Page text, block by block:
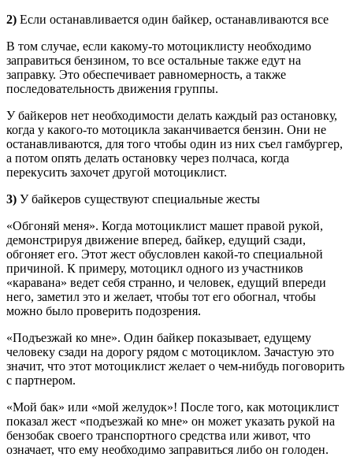
2) Если останавливается один байкер, останавливаются все
В том случае, если какому-то мотоциклисту необходимо
заправиться бензином, то все остальные также едут на
заправку. Это обеспечивает равномерность, а также
последовательность движения группы.
У байкеров нет необходимости делать каждый раз остановку,
когда у какого-то мотоцикла заканчивается бензин. Они не
останавливаются, для того чтобы один из них съел гамбургер,
а потом опять делать остановку через полчаса, когда
перекусить захочет другой мотоциклист.
3) У байкеров существуют специальные жесты
«Обгоняй меня». Когда мотоциклист машет правой рукой,
демонстрируя движение вперед, байкер, едущий сзади,
обгоняет его. Этот жест обусловлен какой-то специальной
причиной. К примеру, мотоцикл одного из участников
«каравана» ведет себя странно, и человек, едущий впереди
него, заметил это и желает, чтобы тот его обогнал, чтобы
можно было проверить подозрения.
«Подъезжай ко мне». Один байкер показывает, едущему
человеку сзади на дорогу рядом с мотоциклом. Зачастую это
значит, что этот мотоциклист желает о чем-нибудь поговорить
с партнером.
«Мой бак» или «мой желудок»! После того, как мотоциклист
показал жест «подъезжай ко мне» он может указать рукой на
бензобак своего транспортного средства или живот, что
означает, что ему необходимо заправиться либо он голоден.